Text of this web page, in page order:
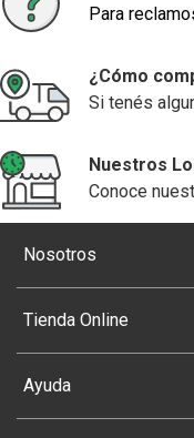
Para
¿Cómo
Si tenés
Nuestros
Conoce
Nosotros
Tienda Online
Ayuda